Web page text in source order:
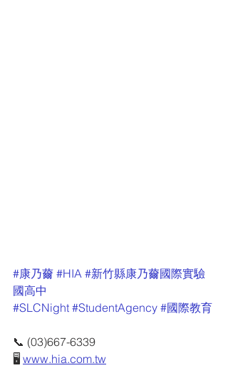
#康乃薾 #HIA #新竹縣康乃薾國際實驗
國高中
#SLCNight #StudentAgency #國際教育
📞 (03)667-6339
🖥 www.hia.com.tw